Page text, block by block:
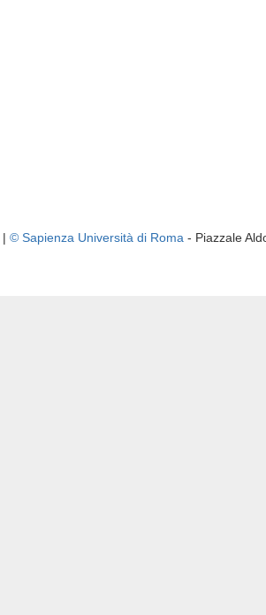
| © Sapienza Università di Roma - Piazzale